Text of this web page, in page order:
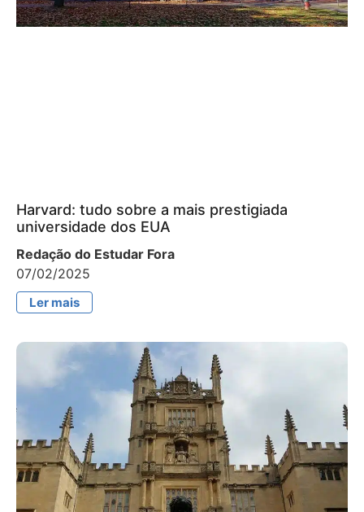
Harvard: tudo sobre a mais prestigiada
universidade dos EUA
Redação do Estudar Fora
07/02/2025
Ler mais